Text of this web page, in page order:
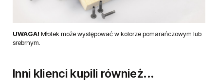
UWAGA! Młotek może występować w kolorze pomarańczowym lub
srebrnym.
Inni klienci kupili również...